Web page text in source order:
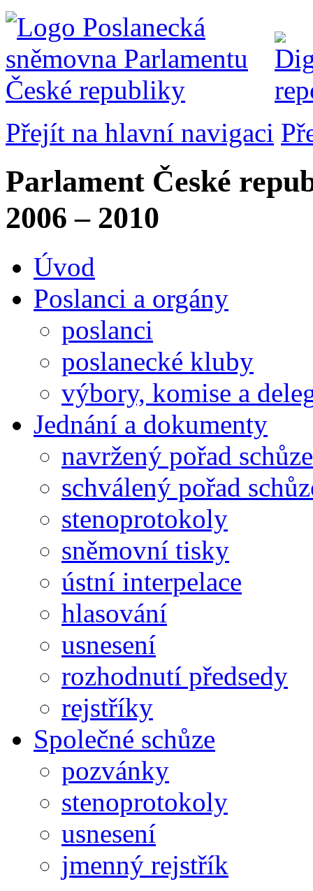
Přejít na hlavní navigaci
Parlament České
2006 – 2010
Úvod
Poslanci a orgány
poslanci
poslanecké kluby
výbory, komise a
Jednání a dokumenty
navržený pořad schůze
schválený pořad
stenoprotokoly
sněmovní tisky
ústní interpelace
hlasování
usnesení
rozhodnutí předsedy
rejstříky
Společné schůze
pozvánky
stenoprotokoly
usnesení
jmenný rejstřík